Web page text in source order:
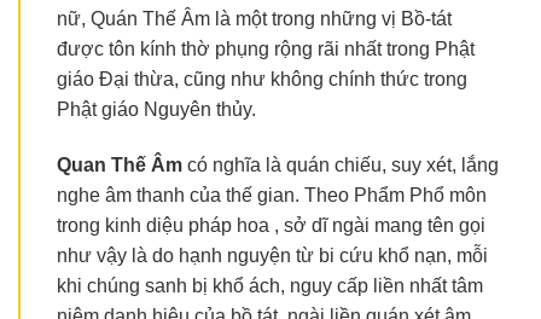
nữ, Quán Thế Âm là một trong những vị Bồ-tát
được tôn kính thờ phụng rộng rãi nhất trong Phật
giáo Đại thừa, cũng như không chính thức trong
Phật giáo Nguyên thủy.
Quan Thế Âm có nghĩa là quán chiếu, suy xét, lắng
nghe âm thanh của thế gian. Theo Phẩm Phổ môn
trong kinh diệu pháp hoa , sở dĩ ngài mang tên gọi
như vậy là do hạnh nguyện từ bi cứu khổ nạn, mỗi
khi chúng sanh bị khổ ách, nguy cấp liền nhất tâm